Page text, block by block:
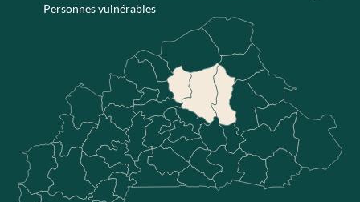
Personnes vulnérables